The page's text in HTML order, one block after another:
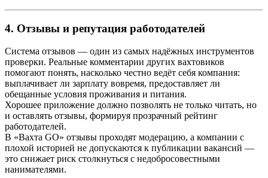
4. Отзывы и репутация работодателей
Система отзывов — один из самых надёжных инструментов
проверки. Реальные комментарии других вахтовиков
помогают понять, насколько честно ведёт себя компания:
выплачивает ли зарплату вовремя, предоставляет ли
обещанные условия проживания и питания.
Хорошее приложение должно позволять не только читать, но
и оставлять отзывы, формируя прозрачный рейтинг
работодателей.
В «Вахта GO» отзывы проходят модерацию, а компании с
плохой историей не допускаются к публикации вакансий —
это снижает риск столкнуться с недобросовестными
нанимателями.